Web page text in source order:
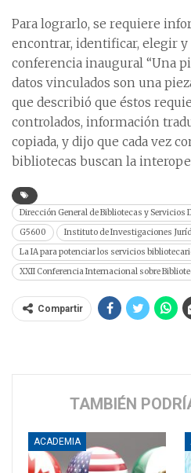
Para lograrlo, se requiere
encontrar, identificar, elegir
conferencia inaugural “Una
datos vinculados son una
que describió que éstos
controlados, información
copiada, y dijo que cada vez
bibliotecas buscan la
Dirección General de Bibliotecas y Servicios
G5600
Instituto de Investigaciones
La IA para potenciar los servicios
XXII Conferencia Internacional sobre
Compartir
TAMBIÉN
ACADEMIA